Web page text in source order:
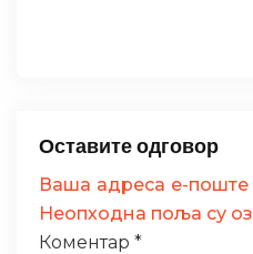
Оставите одговор
Ваша адреса е-поште
Неопходна поља су
Коментар *